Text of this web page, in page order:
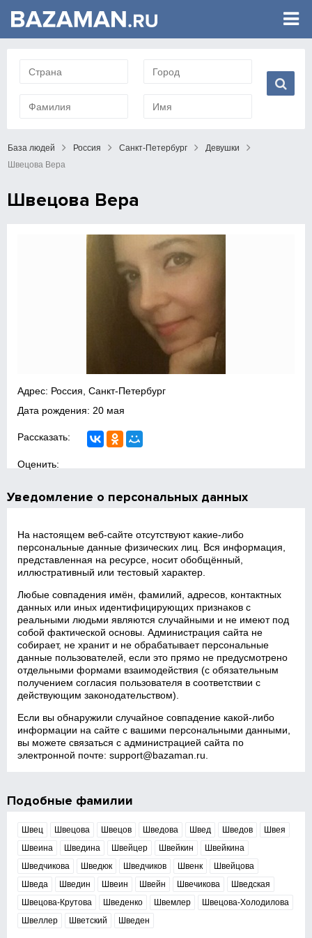
База людей Россия Санкт-Петербург
Девушки
Швецова Вера
Швецова Вера
Адрес: Россия, Санкт-Петербург
Дата рождения: 20 мая
Рассказать:
Оценить:
Уведомление о персональных данных
На настоящем веб‑сайте отсутствуют какие‑либо
персональные данные физических лиц. Вся информация,
представленная на ресурсе, носит обобщённый,
иллюстративный или тестовый характер.
Любые совпадения имён, фамилий, адресов, контактных
данных или иных идентифицирующих признаков с
реальными людьми являются случайными и не имеют под
собой фактической основы. Администрация сайта не
собирает, не хранит и не обрабатывает персональные
данные пользователей, если это прямо не предусмотрено
отдельными формами взаимодействия (с обязательным
получением согласия пользователя в соответствии с
действующим законодательством).
Если вы обнаружили случайное совпадение какой‑либо
информации на сайте с вашими персональными данными,
вы можете связаться с администрацией сайта по
электронной почте:support@bazaman.ru
Подобные фамилии
Швец Швецова Швецов Шведова Швед Шведов
Швея
Швеина
Шведина Швейцер Швейкин
Швейкина
Шведчикова
Шведюк Шведчиков Швенк
Швейцова
Шведа
Шведин Швеин Швейн Швечикова
Шведская
Швецова-Крутова
Шведенко Швемлер
Швецова-Холодилова
Швеллер
Шветский Шведен